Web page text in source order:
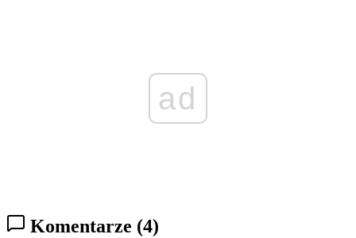
ad
Komentarze (4)